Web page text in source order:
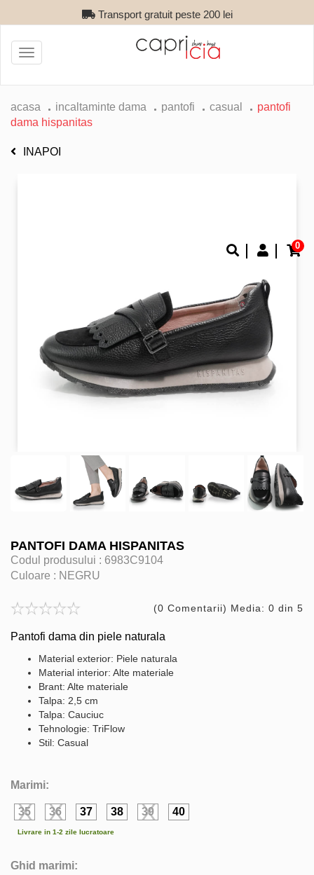
Transport gratuit peste 200 lei
0
Toggle
navigation
acasa incaltaminte dama pantofi casual
pantofi
dama hispanitas
INAPOI
PANTOFI DAMA HISPANITAS
Codul produsului : 6983C9104
Culoare : NEGRU
(0 Comentarii) Media: 0 din 5
Pantofi dama din piele naturala
Material exterior: Piele naturala
Material interior: Alte materiale
Brant: Alte materiale
Talpa: 2,5 cm
Talpa: Cauciuc
Tehnologie: TriFlow
Stil: Casual
Marimi:
35 36 37 38 39 40
Livrare in 1-2 zile lucratoare
Ghid marimi: